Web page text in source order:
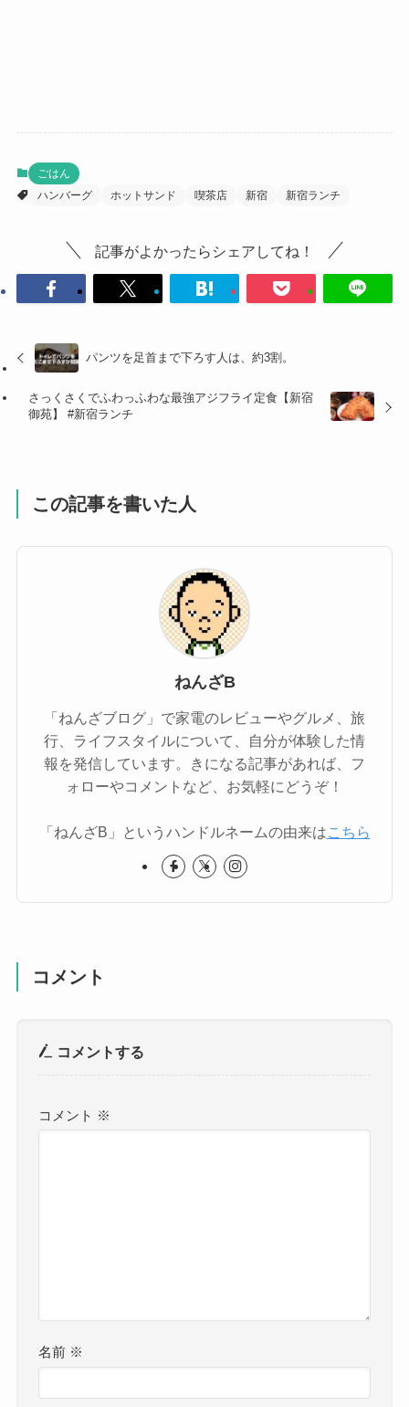
ごはん
ハンバーグ
ホットサンド 喫茶店 新宿 新宿ランチ
記事がよかったらシェアしてね！
パンツを足首まで下ろす人は、約3割。
さっくさくでふわっふわな最強アジフライ定食【新宿
御苑】 #新宿ランチ
この記事を書いた人
ねんざB
「ねんざブログ」で家電のレビューやグルメ、旅
行、ライフスタイルについて、自分が体験した情
報を発信しています。きになる記事があれば、フ
ォローやコメントなど、お気軽にどうぞ！
「ねんざB」というハンドルネームの由来はこちら
コメント
コメントする
コメント ※
名前 ※